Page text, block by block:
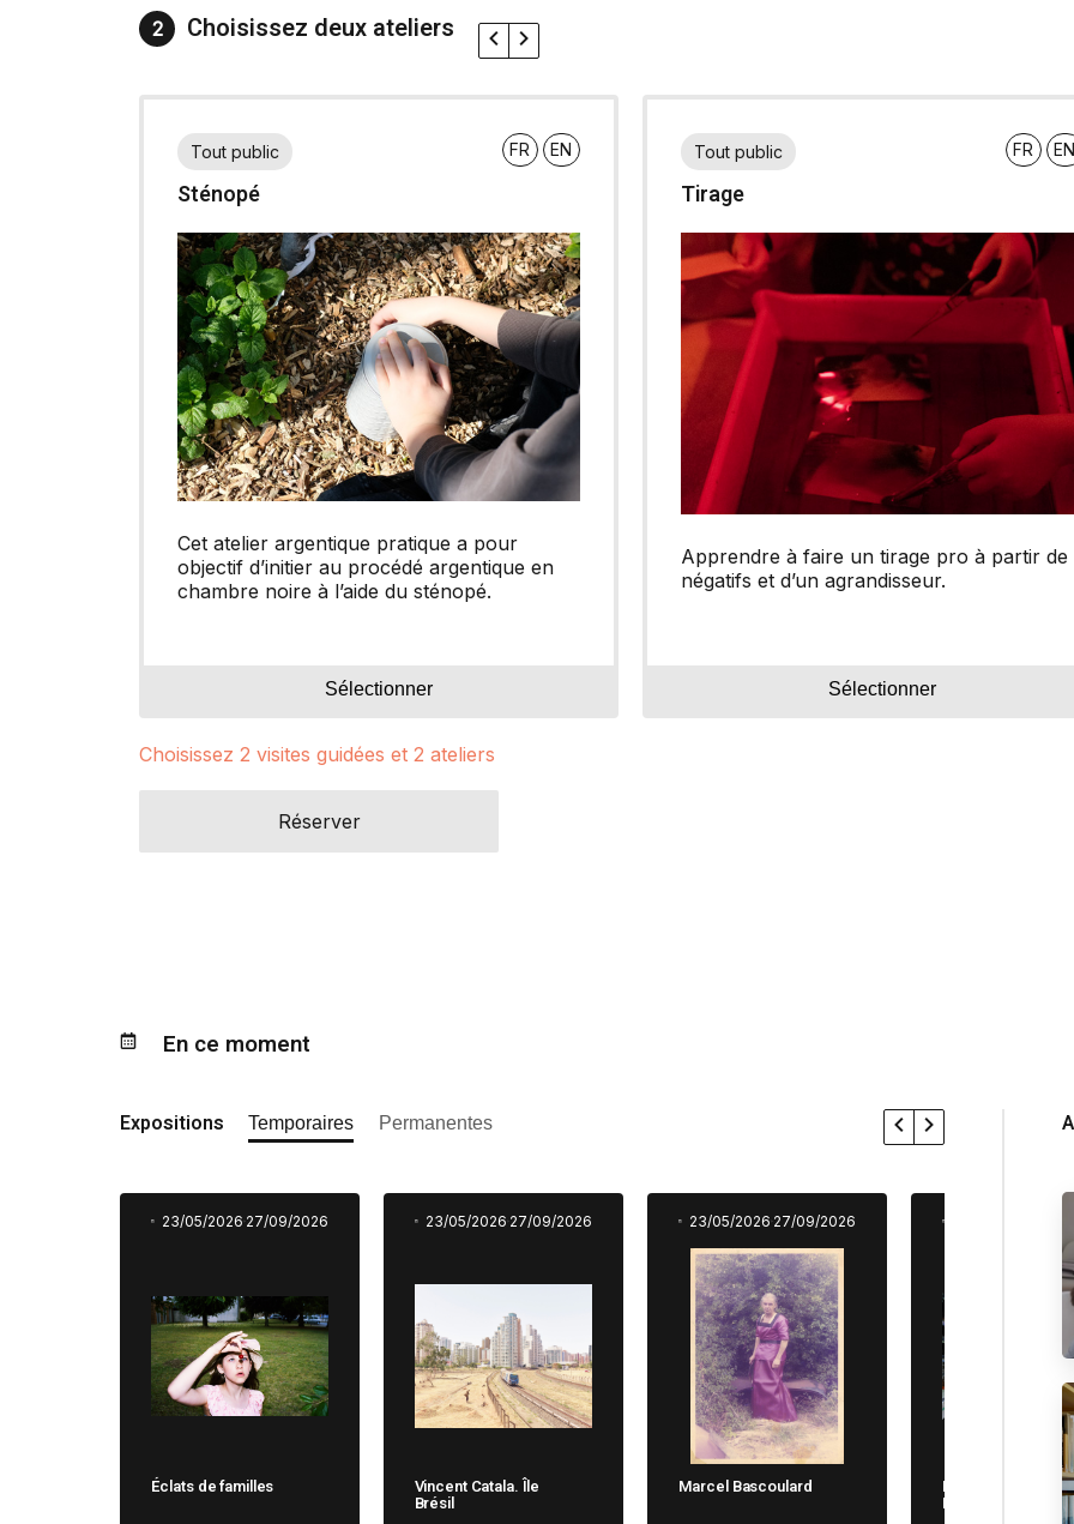
2 Choisissez deux ateliers
Tout public FR EN
Sténopé
Cet atelier argentique pratique a pour
objectif d’initier au procédé argentique en
chambre noire à l’aide du sténopé.
Sélectionner
Tout public FR EN
Tirage
Apprendre à faire un tirage pro à partir de
négatifs et d’un agrandisseur.
Sélectionner
Choisissez 2 visites guidées et 2 ateliers
Réserver
En ce moment
Expositions Temporaires Permanentes
23/05/2026 27/09/2026
Éclats de familles
23/05/2026 27/09/2026
Vincent Catala. Île
Brésil
23/05/2026 27/09/2026
Marcel Bascoulard
27/
Michela Cane. Chi
Non Dimentica